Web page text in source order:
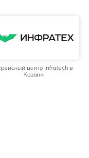
центр Infratech в
Казани